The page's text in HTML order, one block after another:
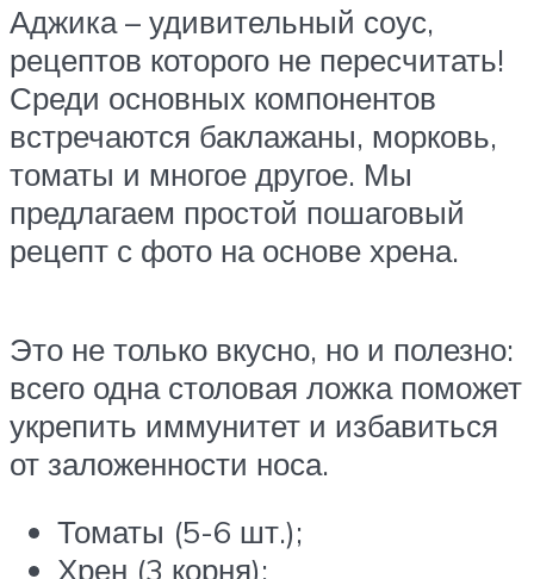
Аджика – удивительный соус,
рецептов которого не пересчитать!
Среди основных компонентов
встречаются баклажаны, морковь,
томаты и многое другое. Мы
предлагаем простой пошаговый
рецепт с фото на основе хрена.
Это не только вкусно, но и полезно:
всего одна столовая ложка поможет
укрепить иммунитет и избавиться
от заложенности носа.
Томаты (5-6 шт.);
Хрен (3 корня);